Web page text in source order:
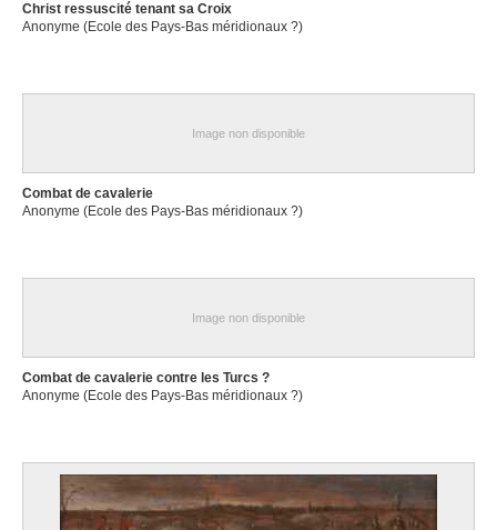
Christ ressuscité tenant sa Croix
Anonyme (Ecole des Pays-Bas méridionaux ?)
Image non disponible
Combat de cavalerie
Anonyme (Ecole des Pays-Bas méridionaux ?)
Image non disponible
Combat de cavalerie contre les Turcs ?
Anonyme (Ecole des Pays-Bas méridionaux ?)